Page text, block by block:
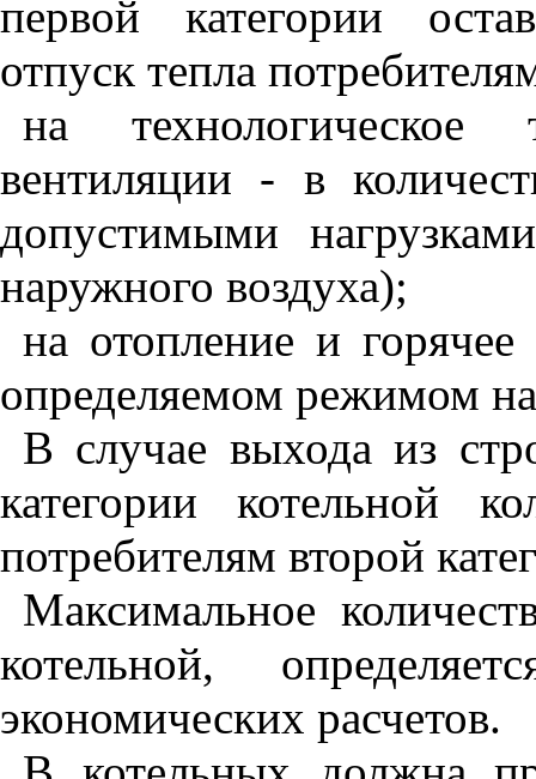
первой категории
отпуск тепла
на технологическое
вентиляции - в
допустимыми
наружного воздуха);
на отопление и
определяемом режимом
В случае выхода из
категории котельной
потребителям второй
Максимальное
котельной,
экономических расчетов.